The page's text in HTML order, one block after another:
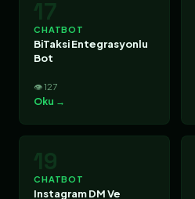
17
CHATBOT
BiTaksi Entegrasyonlu
Bot
👁 127
Oku →
19
CHATBOT
Instagram DM Ve